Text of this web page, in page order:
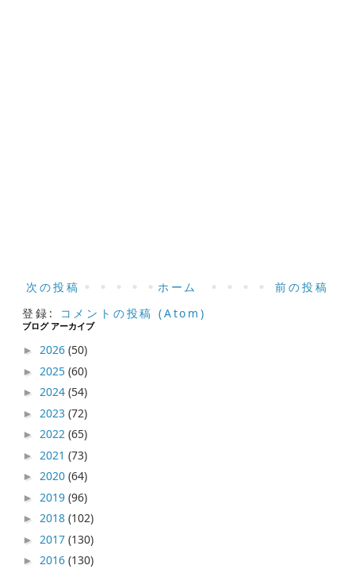
次の投稿 前の投稿
ホーム
登録:
コメントの投稿 (Atom)
ブログ アーカイブ
►2026(50)
► 2025(60)
►2024(54)
► 2023(72)
►2022(65)
► 2021(73)
►2020(64)
► 2019(96)
►2018(102)
► 2017(130)
►2016(130)